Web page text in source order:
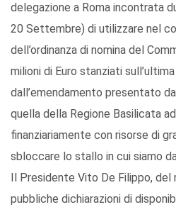
delegazione a Roma incontrata
20 Settembre) di utilizzare nel
dell’ordinanza di nomina del
milioni di Euro stanziati
dall’emendamento presentato
quella della Regione Basilicata
finanziariamente con risorse di
sbloccare lo stallo in cui siamo
Il Presidente Vito De Filippo,
pubbliche dichiarazioni di